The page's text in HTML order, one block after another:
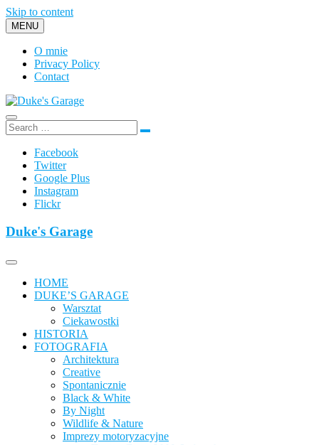
Skip to content
MENU
O mnie
Privacy Policy
Contact
Duke's Garage
Facebook
Twitter
Google Plus
Instagram
Flickr
Duke's Garage
HOME
DUKE’S GARAGE
Warsztat
Ciekawostki
HISTORIA
FOTOGRAFIA
Architektura
Creative
Spontanicznie
Black & White
By Night
Wildlife & Nature
Imprezy motoryzacyjne